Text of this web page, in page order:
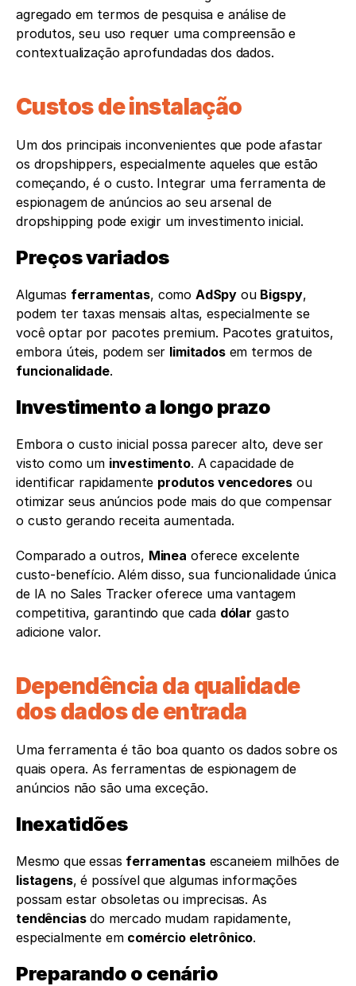
agregado em termos de pesquisa e análise de
produtos, seu uso requer uma compreensão e
contextualização aprofundadas dos dados.
Custos de instalação
Um dos principais inconvenientes que pode afastar
os dropshippers, especialmente aqueles que estão
começando, é o custo. Integrar uma ferramenta de
espionagem de anúncios ao seu arsenal de
dropshipping pode exigir um investimento inicial.
Preços variados
Algumas ferramentas, como AdSpy ou Bigspy,
podem ter taxas mensais altas, especialmente se
você optar por pacotes premium. Pacotes gratuitos,
embora úteis, podem ser limitados
em termos de
funcionalidade.
Investimento a longo prazo
Embora o custo inicial possa parecer alto, deve ser
visto como um investimento. A capacidade de
identificar rapidamente produtos vencedores ou
otimizar seus anúncios pode mais do que compensar
o custo gerando receita aumentada.
Comparado a outros, Minea oferece excelente
custo-benefício. Além disso, sua funcionalidade única
de IA no Sales Tracker oferece uma vantagem
competitiva, garantindo que cada dólar gasto
adicione valor.
Dependência da qualidade
dos dados de entrada
Uma ferramenta é tão boa quanto os dados sobre os
quais opera. As ferramentas de espionagem de
anúncios não são uma exceção.
Inexatidões
Mesmo que essas ferramentas
escaneiem milhões de
listagens, é possível que algumas informações
tendências do mercado mudam rapidamente,
especialmente em comércio eletrônico.
Preparando o cenário